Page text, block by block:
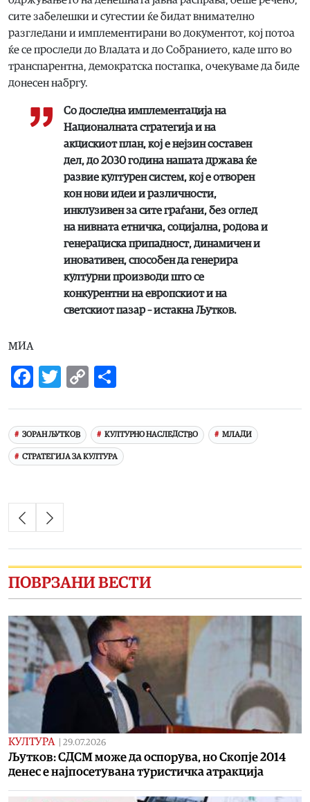
сите забелешки и сугестии ќе бидат внимателно
разгледани и имплементирани во документот, кој потоа
ќе се проследи до Владата и до Собранието, каде што во
транспарентна, демократска постапка, очекуваме да биде
донесен набргу.
Со доследна имплементација на
Националната стратегија и на
акцискиот план, кој е нејзин составен
дел, до 2030 година нашата држава ќе
развие културен систем, кој е отворен
кон нови идеи и различности,
инклузивен за сите граѓани, без оглед
на нивната етничка, социјална, родова и
генерациска припадност, динамичен и
иновативен, способен да генерира
културни производи што се
конкурентни на европскиот и на
светскиот пазар – истакна Љутков.
МИА
Facebook
Twitter
Copy
ЗОРАН ЉУТКОВ КУЛТУРНО НАСЛЕДСТВО МЛАДИ
СТРАТЕГИЈА ЗА КУЛТУРА
ПОВРЗАНИ ВЕСТИ
КУЛТУРА 29.07.2026
Љутков: СДСМ може да оспорува, но Скопје 2014
денес е најпосетувана туристичка атракција